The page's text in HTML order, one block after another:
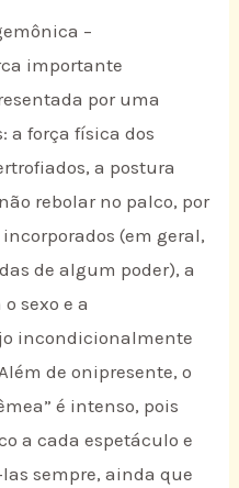
–
importante
por uma
a força física dos
a postura
rebolar no palco, por
(em geral,
de algum poder), a
sexo e a
incondicionalmente
de onipresente, o
é intenso, pois
a cada espetáculo e
sempre, ainda que